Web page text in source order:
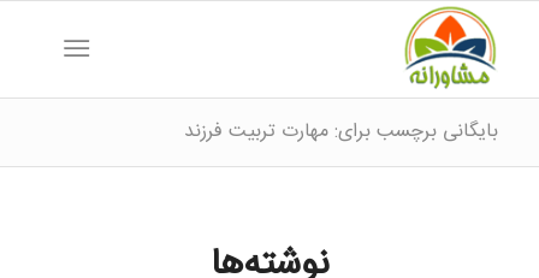
بایگانی برچسب برای: مهارت تربیت فرزند
نوشته‌ها